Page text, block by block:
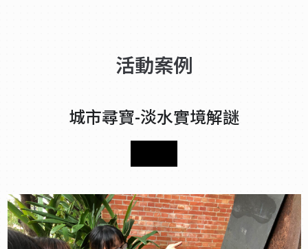
活動案例
城市尋寶-淡水實境解謎